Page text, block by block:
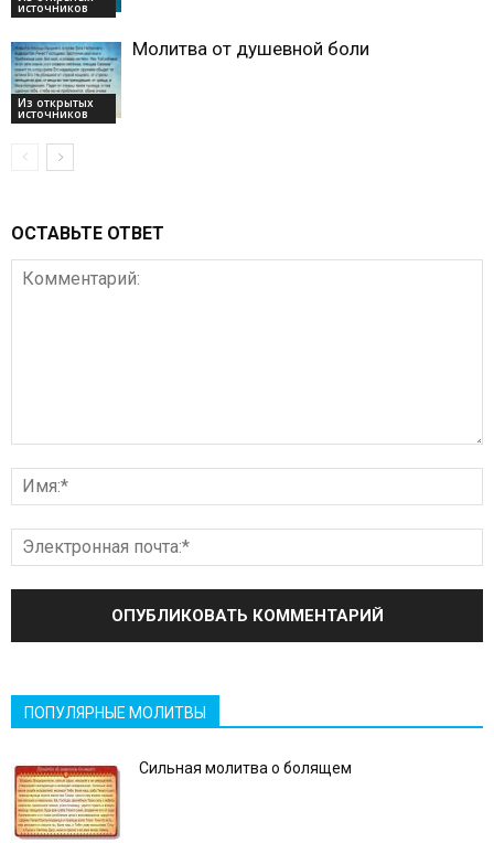
источников
Из открытых
источников
Молитва от душевной боли
ОСТАВЬТЕ ОТВЕТ
ПОПУЛЯРНЫЕ МОЛИТВЫ
Сильная молитва о болящем